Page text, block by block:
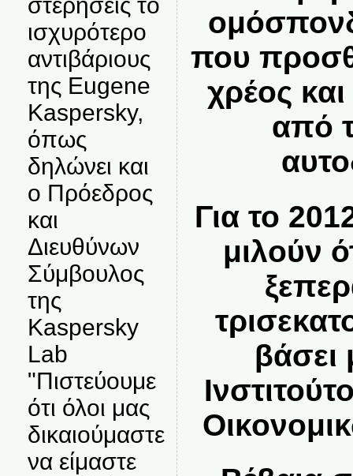
ισχυρότερο
αντιβάριους
της Eugene
Kaspersky,
όπως
δηλώνει και
ο Πρόεδρος
και
Διευθύνων
Σύμβουλος
της
Kaspersky
Lab
"Πιστεύουμε
ότι όλοι μας
δικαιούμαστε
να είμαστε
που
χρέος
από
Για το
μιλούν
βάσει